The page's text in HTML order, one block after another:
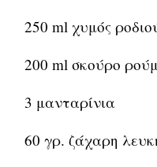
250 ml χυμός
200 ml σκούρο
3 μανταρίνια
60 γρ. ζάχαρη